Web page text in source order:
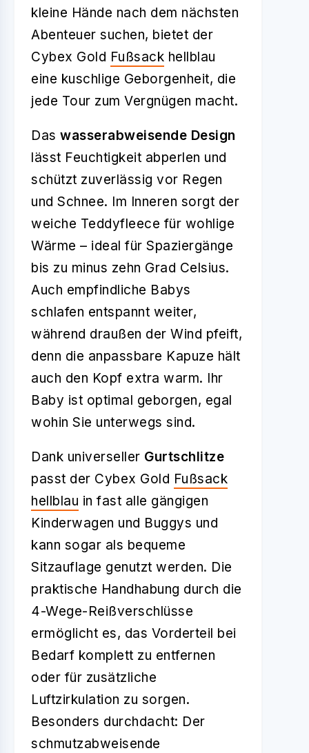
kleine Hände nach dem nächsten
Abenteuer suchen, bietet der
Cybex Gold Fußsack hellblau
eine kuschlige Geborgenheit, die
jede Tour zum Vergnügen macht.
Das wasserabweisende Design
lässt Feuchtigkeit abperlen und
schützt zuverlässig vor Regen
und Schnee. Im Inneren sorgt der
weiche Teddyfleece für wohlige
Wärme – ideal für Spaziergänge
bis zu minus zehn Grad Celsius.
Auch empfindliche Babys
schlafen entspannt weiter,
während draußen der Wind pfeift,
denn die anpassbare Kapuze hält
auch den Kopf extra warm. Ihr
Baby ist optimal geborgen, egal
wohin Sie unterwegs sind.
Dank universeller Gurtschlitze
passt der Cybex Gold Fußsack
hellblau in fast alle gängigen
Kinderwagen und Buggys und
kann sogar als bequeme
Sitzauflage genutzt werden. Die
praktische Handhabung durch die
4-Wege-Reißverschlüsse
ermöglicht es, das Vorderteil bei
Bedarf komplett zu entfernen
oder für zusätzliche
Luftzirkulation zu sorgen.
Besonders durchdacht: Der
schmutzabweisende